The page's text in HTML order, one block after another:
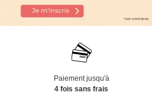
Paiement jusqu'à
4 fois sans frais